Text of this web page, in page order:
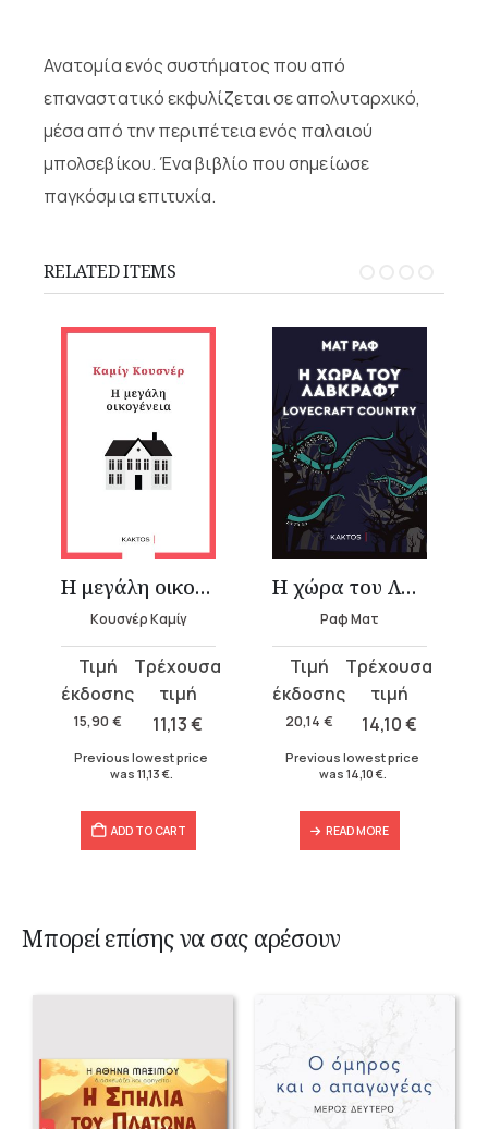
Ανατομία ενός συστήματος που από
επαναστατικό εκφυλίζεται σε απολυταρχικό,
μέσα από την περιπέτεια ενός παλαιού
μπολσεβίκου. Ένα βιβλίο που σημείωσε
παγκόσμια επιτυχία.
RELATED ITEMS
Η μεγάλη οικογένεια
Κουσνέρ Καμίγ
15,90 €
Original
price
was:
11,13€
Current
price
is:
Previous lowest price
was 11,13 €.
ADD TO CART
Η χώρα του Λάβκραφτ
Ραφ Ματ
20,14 €
Original
price
was:
14,10€
Current
price
is:
Previous lowest price
was 14,10 €.
READ MORE
Μπορεί επίσης να σας αρέσουν